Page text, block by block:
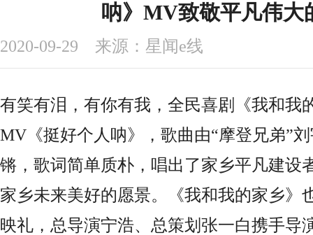
呐》MV致敬平凡伟大
2020-09-29 来源：星闻e线
有笑有泪，有你有我，全民喜剧《我和我
MV 《挺好个人呐》，歌曲由“摩登兄弟”
锵，歌词简单质朴，唱出了家乡平凡建设
家乡未来美好的愿景。《我和我的家乡》
映礼，总导演宁浩、总策划张一白携手导